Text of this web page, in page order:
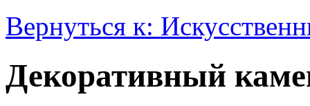
Вернуться к:
Декоративный